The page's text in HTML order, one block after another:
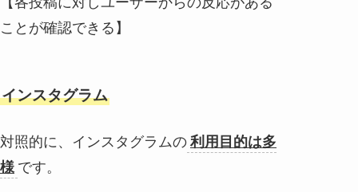
ことが確認できる】
インスタグラム
対照的に、インスタグラムの 利用目的は多
様 です。